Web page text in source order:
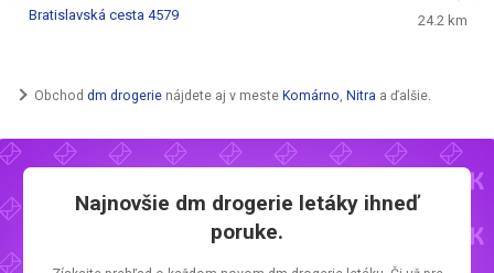
Bratislavská cesta 4579
24.2 km
Obchod dm drogerie nájdete aj v meste Komárno Nitra a ďalšie.
Najnovšie dm drogerie letáky ihneď
poruke.